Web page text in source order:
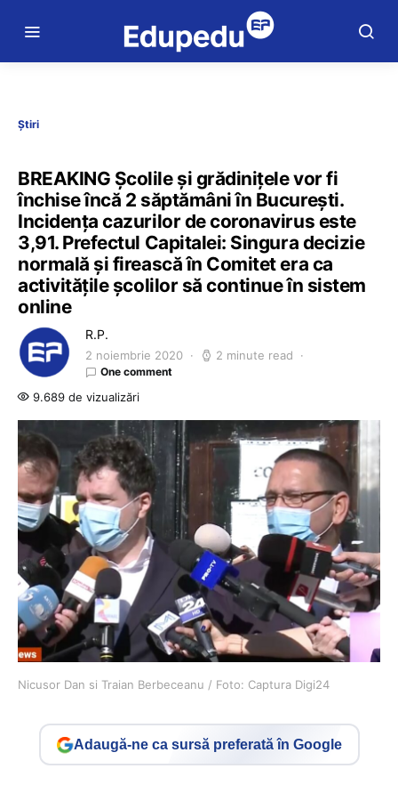
Știri
BREAKING Școlile și grădinițele vor fi
închise încă 2 săptămâni în București.
Incidența cazurilor de coronavirus este
3,91. Prefectul Capitalei: Singura decizie
normală și firească în Comitet era ca
activitățile școlilor să continue în sistem
online
R.P.
2 noiembrie 2020 2 minute read
One comment
9.689 de vizualizări
Nicusor Dan si Traian Berbeceanu / Foto: Captura Digi24
Adaugă-ne ca sursă preferată în Google